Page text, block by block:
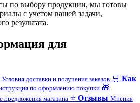
по выбору продукции, мы готовы
с учетом вашей задачи,
результата.
для
Условия доставки и получения заказов 🛒 Как
по оформлению покупки 🎁
предложения магазина ⭐ Отзывы Мнения